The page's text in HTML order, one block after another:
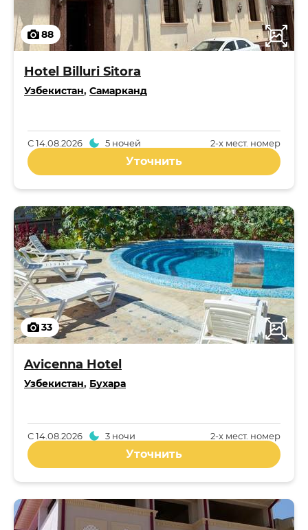
88
Hotel Billuri Sitora
Узбекистан, Самарканд
2-x мест. номер
С14.08.2026 5 ночей
Уточнить
33
Avicenna Hotel
Узбекистан, Бухара
2-x мест. номер
С14.08.2026 3 ночи
Уточнить